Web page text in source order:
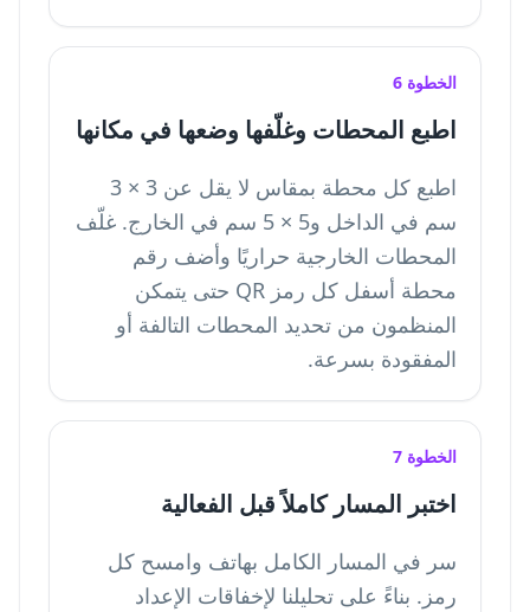
الخطوة 6
اطبع المحطات وغلّفها وضعها في مكانها
اطبع كل محطة بمقاس لا يقل عن 3 × 3
سم في الداخل و5 × 5 سم في الخارج. غلّف
المحطات الخارجية حراريًا وأضف رقم
محطة أسفل كل رمز QR حتى يتمكن
المنظمون من تحديد المحطات التالفة أو
المفقودة بسرعة.
الخطوة 7
اختبر المسار كاملاً قبل الفعالية
سر في المسار الكامل بهاتف وامسح كل
رمز. بناءً على تحليلنا لإخفاقات الإعداد